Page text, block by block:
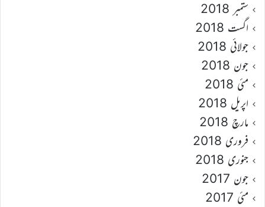
ستمبر 2018
اگست 2018
جولائی 2018
جون 2018
مئی 2018
اپریل 2018
مارچ 2018
فروری 2018
جنوری 2018
جون 2017
مئی 2017